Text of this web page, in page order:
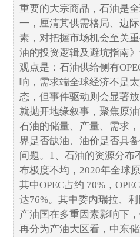
重要的大宗商品，石油是
一，厘清其供需格局、边
素，对把握市场机会至关
油的投资逻辑及避坑指南
观点是：石油供给侧有
响，需求端全球经济不是
态，但事件驱动则会显著
就抛开地缘叙事，聚焦原
石油的储量、产量、需求
界是否缺油、油价是否具
问题。1、石油的资源分布
布极度不均，2020年全球
其中OPEC占约 70%，
达76%。其中委内瑞拉、
产油国在多重因素影响下
再分为产油大区看，中东